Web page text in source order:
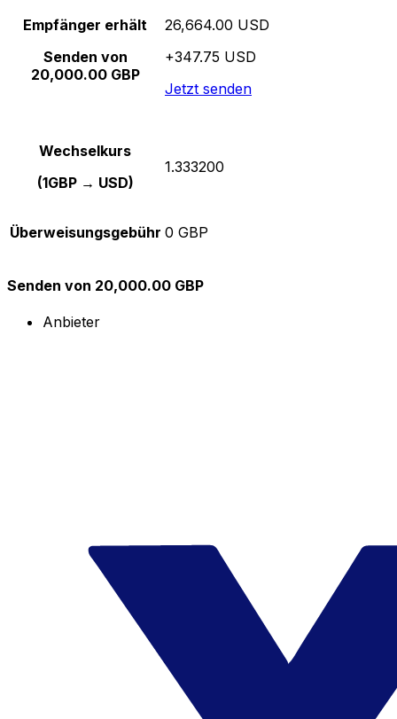
Empfänger erhält
Senden von
20,000.00 GBP
26,664.00 USD
+347.75 USD
Jetzt senden
Wechselkurs
(1GBP → USD)
1.333200
Überweisungsgebühr 0 GBP
Senden von 20,000.00 GBP
Anbieter